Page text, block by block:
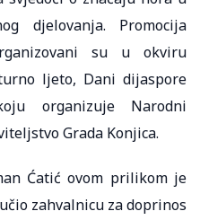
djelovanja. Promocija
su u okviru
ljeto, Dani dijaspore
organizuje Narodni
Grada Konjica.
Ćatić ovom prilikom je
zahvalnicu za doprinos